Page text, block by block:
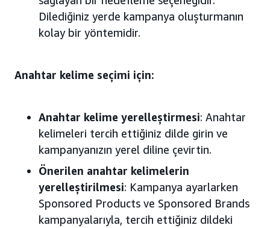
Dilediğiniz yerde kampanya oluşturmanın
kolay bir yöntemidir.
Anahtar kelime seçimi için:
Anahtar kelime yerelleştirmesi: Anahtar
kelimeleri tercih ettiğiniz dilde girin ve
kampanyanızın yerel diline çevirtin.
Önerilen anahtar kelimelerin
yerelleştirilmesi: Kampanya ayarlarken
Sponsored Products ve Sponsored Brands
kampanyalarıyla, tercih ettiğiniz dildeki